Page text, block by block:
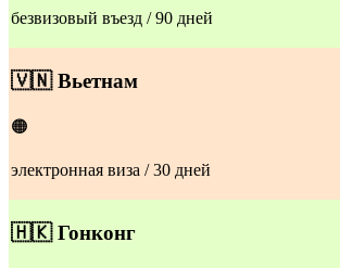
безвизовый въезд / 90 дней
🇻🇳Вьетнам
🟠
электронная виза / 30 дней
🇭🇰Гонконг